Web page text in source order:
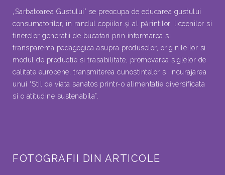
„Sarbatoarea Gustului” se preocupa de educarea gustului
consumatorilor, în randul copiilor şi al părintilor, liceenilor si
tinerelor generatii de bucatari prin informarea si
transparenta pedagogica asupra produselor, originile lor si
modul de productie si trasabilitate, promovarea siglelor de
calitate europene, transmiterea cunostintelor si incurajarea
unui “Stil de viata sanatos printr-o alimentatie diversificata
si o atitudine sustenabila”.
FOTOGRAFII DIN ARTICOLE